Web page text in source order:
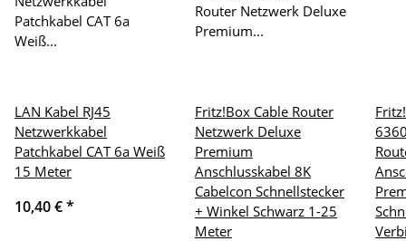
LAN Kabel RJ45
Netzwerkkabel
Patchkabel CAT 6a Weiß
15 Meter
10,40 €*
Fritz!Box Cable Router
Netzwerk Deluxe
Premium
Anschlusskabel 8K
Cabelcon Schnellstecker
+ Winkel Schwarz 1-25
Meter